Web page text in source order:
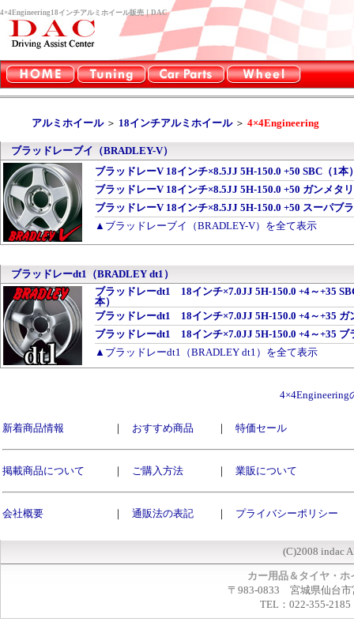
4×4Engineering18インチアルミホイール販売｜DAC
アルミホイール＞ 18インチアルミホイール＞ 4×4Engineering
ブラッドレーブイ（BRADLEY-V）
ブラッドレーV 18インチ×8.5JJ 5H-150.0 +50 SBC（1本
ブラッドレーV 18インチ×8.5JJ 5H-150.0 +50 ガンメタ
ブラッドレーV 18インチ×8.5JJ 5H-150.0 +50 スーパブ
▲ブラッドレーブイ（BRADLEY-V）を全て表示
ブラッドレーdt1（BRADLEY dt1）
ブラッドレーdt1 18インチ×7.0JJ 5H-150.0 +4～+35
本）
ブラッドレーdt1 18インチ×7.0JJ 5H-150.0 +4～+35
ブラッドレーdt1 18インチ×7.0JJ 5H-150.0 +4～+35 ブ
▲ブラッドレーdt1（BRADLEY dt1）を全て表示
4×4Engineering
新着商品情報 ｜ おすすめ商品 ｜ 特価セール
掲載商品について ｜ ご購入方法 ｜ 業販について
会社概要 ｜ 通販法の表記 ｜ プライバシーポリシー
(C)2008 indac
カー用品＆タイヤ・
〒983-0833 宮城県仙台市
TEL：022-355-